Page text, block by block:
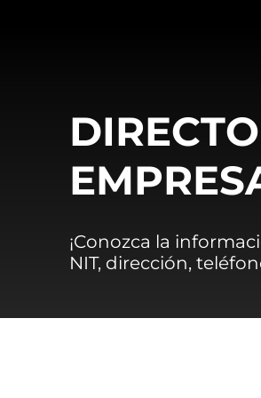
¡Conozca la
NIT, dirección,